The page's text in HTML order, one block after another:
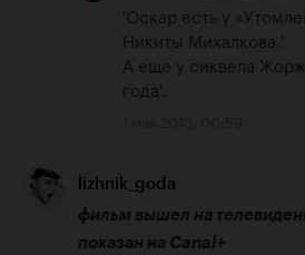
'Оскар есть у
Никиты Михалкова.'
А еще у сиквела
года'.
lizhnik_goda
фильм вышел на
показан на Canal+